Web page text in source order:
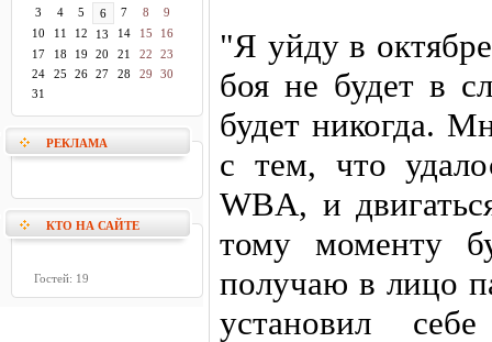
3
4 5 6 7 8
9
10
11 12 13 14 15
16
17
18 19 20 21 22
23
24
25 26 27 28 29
30
31
РЕКЛАМА
КТО НА САЙТЕ
Гостей: 19
"Я уйду в
боя не будет в
будет никогда.
с тем, что
WBA, и
тому моменту
получаю в лицо
установил